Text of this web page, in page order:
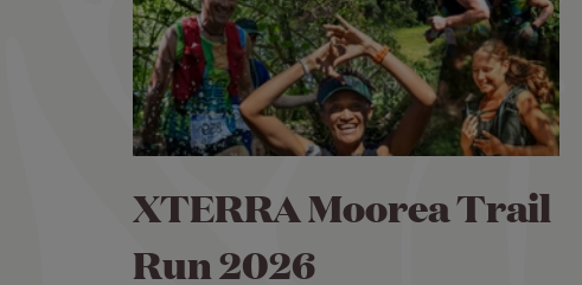
XTERRA Moorea Trail
Run 2026